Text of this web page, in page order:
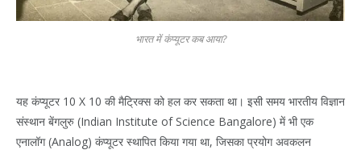
भारत में कंप्यूटर कब आया?
यह कंप्यूटर 10 X 10 की मैट्रिक्स को हल कर सकता था। इसी समय भारतीय विज्ञान
संस्थान बेंगलुरु (Indian Institute of Science Bangalore) में भी एक
एनालॉग (Analog) कंप्यूटर स्थापित किया गया था, जिसका प्रयोग अवकलन